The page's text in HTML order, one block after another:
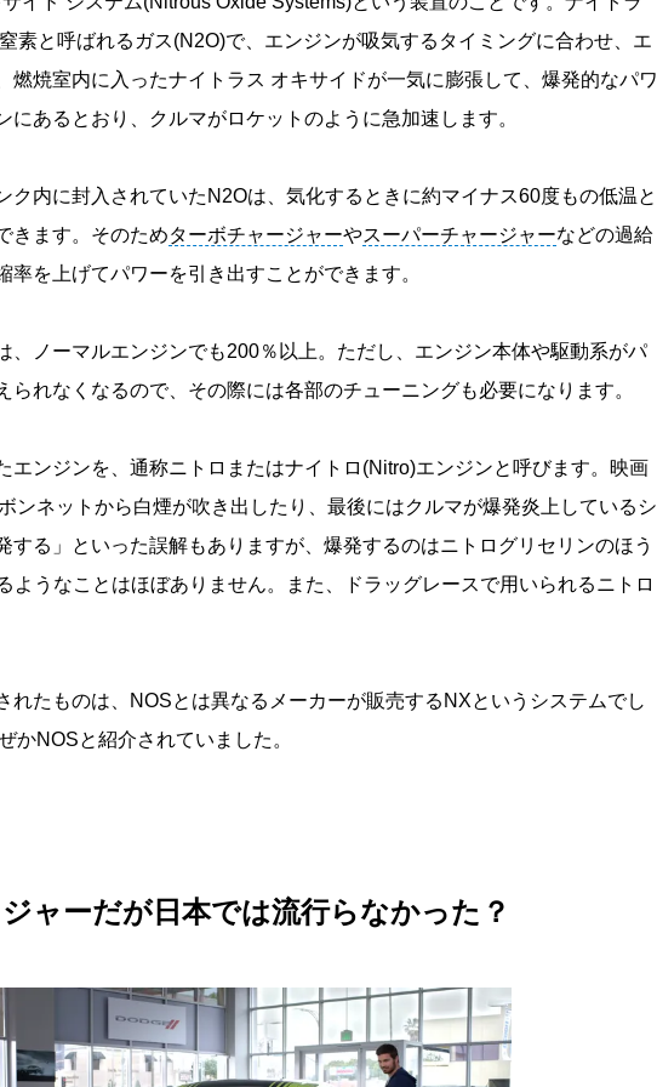
素と呼ばれるガス(N2O)で、エンジンが吸気するタイミングに合わせ、エ
燃焼室内に入ったナイトラス オキサイドが一気に膨張して、爆発的なパワ
にあるとおり、クルマがロケットのように急加速します。
ク内に封入されていたN2Oは、気化するときに約マイナス60度もの低温と
きます。そのためターボチャージャーやスーパーチャージャーなどの過給
率を上げてパワーを引き出すことができます。
、ノーマルエンジンでも200％以上。ただし、エンジン本体や駆動系がパ
られなくなるので、その際には各部のチューニングも必要になります。
エンジンを、通称ニトロまたはナイトロ(Nitro)エンジンと呼びます。映画
ンネットから白煙が吹き出したり、最後にはクルマが爆発炎上しているシ
する」といった誤解もありますが、爆発するのはニトログリセリンのほう
ようなことはほぼありません。また、ドラッグレースで用いられるニトロ
たものは、NOSとは異なるメーカーが販売するNXというシステムでし
かNOSと紹介されていました。
ャーだが日本では流行らなかった？